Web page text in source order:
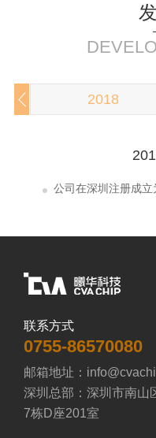
2018
公司在深圳注册成立
联系方式
0755-86570080
邮箱地址：
深圳总部：深圳市南山
7栋D座201室